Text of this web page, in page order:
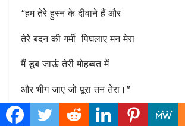
“हम तेरे हुस्न के दीवाने हैं और
तेरे बदन की गर्मी पिघलाए मन मेरा
मैं डूब जाऊं तेरी मोहब्बत में
और भीग जाए जो पूरा तन तेरा।”
“Hum tere husn ke deewane hain